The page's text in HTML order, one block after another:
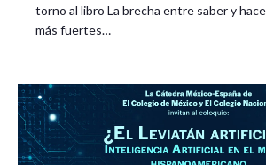
torno al libro La brecha entre saber y
más fuertes…